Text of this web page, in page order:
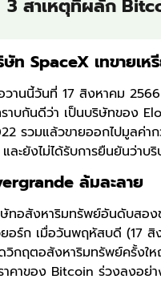
3 สาเหตุที่ผลัก
ษัท SpaceX เทขายเ
วานนี้วันที่ 17 สิงหาคม
าบกันดีว่า เป็นบริษัทของ
รวมแล้วขายออกไปมูลค่า
และยังไม่ได้รับการยืนยันว่า
ล้มละลาย
ทอสังหาริมทรัพย์อันดับสอง
อร์ก เมื่อวันพฤหัสบดี (17 สิ
วิกฤตอสังหาริมทรัพย์ครั้งใ
าคาของ Bitcoin ร่วงลงอย่